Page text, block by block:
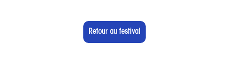
Retour au festival